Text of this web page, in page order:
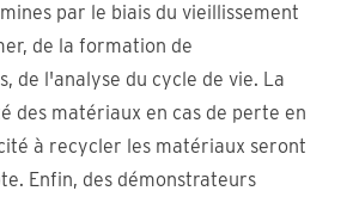
par le biais du vieillissement
de la formation de
de l'analyse du cycle de vie. La
des matériaux en cas de perte en
à recycler les matériaux seront
Enfin, des démonstrateurs